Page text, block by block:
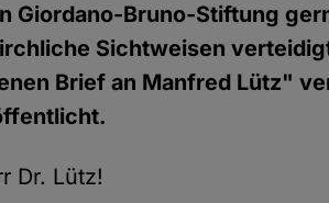
Giordano-Bruno-Stiftung
Sichtweisen
Brief an Manfred Lütz"
Dr. Lütz!